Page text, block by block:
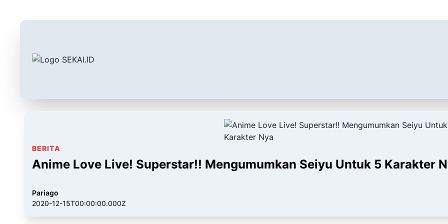
BERITA
Anime Love Live! Superstar!! Mengumumkan Seiyu Untuk 5 Karakter
Pariago
2020-12-15T00:00:00.000Z